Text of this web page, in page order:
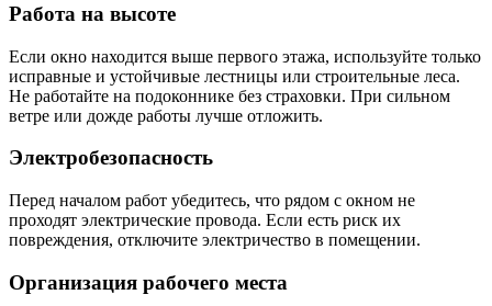
Работа на высоте
Если окно находится выше первого этажа, используйте только
исправные и устойчивые лестницы или строительные леса.
Не работайте на подоконнике без страховки. При сильном
ветре или дожде работы лучше отложить.
Электробезопасность
Перед началом работ убедитесь, что рядом с окном не
проходят электрические провода. Если есть риск их
повреждения, отключите электричество в помещении.
Организация рабочего места